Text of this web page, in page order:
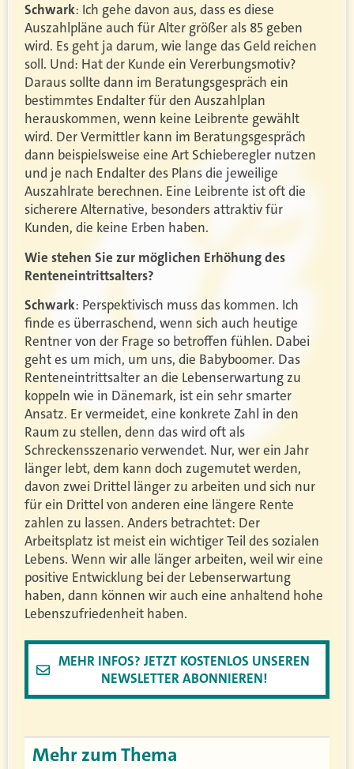
Schwark: Ich gehe davon aus, dass es diese
Auszahlpläne auch für Alter größer als 85 geben
wird. Es geht ja darum, wie lange das Geld reichen
soll. Und: Hat der Kunde ein Vererbungsmotiv?
Daraus sollte dann im Beratungsgespräch ein
bestimmtes Endalter für den Auszahlplan
herauskommen, wenn keine Leibrente gewählt
wird. Der Vermittler kann im Beratungsgespräch
dann beispielsweise eine Art Schieberegler nutzen
und je nach Endalter des Plans die jeweilige
Auszahlrate berechnen. Eine Leibrente ist oft die
sicherere Alternative, besonders attraktiv für
Kunden, die keine Erben haben.
Wie stehen Sie zur möglichen Erhöhung des
Renteneintrittsalters?
Schwark: Perspektivisch muss das kommen. Ich
finde es überraschend, wenn sich auch heutige
Rentner von der Frage so betroffen fühlen. Dabei
geht es um mich, um uns, die Babyboomer. Das
Renteneintrittsalter an die Lebenserwartung zu
koppeln wie in Dänemark, ist ein sehr smarter
Ansatz. Er vermeidet, eine konkrete Zahl in den
Raum zu stellen, denn das wird oft als
Schreckensszenario verwendet. Nur, wer ein Jahr
länger lebt, dem kann doch zugemutet werden,
davon zwei Drittel länger zu arbeiten und sich nur
für ein Drittel von anderen eine längere Rente
zahlen zu lassen. Anders betrachtet: Der
Arbeitsplatz ist meist ein wichtiger Teil des sozialen
Lebens. Wenn wir alle länger arbeiten, weil wir eine
positive Entwicklung bei der Lebenserwartung
haben, dann können wir auch eine anhaltend hohe
Lebenszufriedenheit haben.
MEHR INFOS? JETZT KOSTENLOS UNSEREN
NEWSLETTER ABONNIEREN!
Mehr zum Thema